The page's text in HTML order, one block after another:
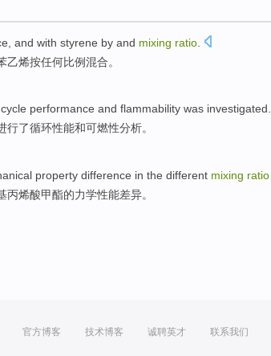
and with styrene by and mixing ratio
乙烯按任何比例混合。
cycle performance and flammability was investigated.
行了循环性能和可燃性分析。
property difference in the different mixing ratio
丙烯酸甲酯的力学性能差异。
官方博客 技术博客 诚聘英才 联系我们